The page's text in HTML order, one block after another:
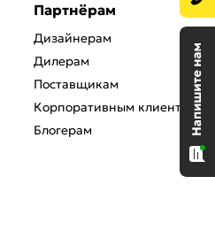
Партнёрам
Дизайнерам
Дилерам
Поставщикам
Корпоративным клиентам
Блогерам